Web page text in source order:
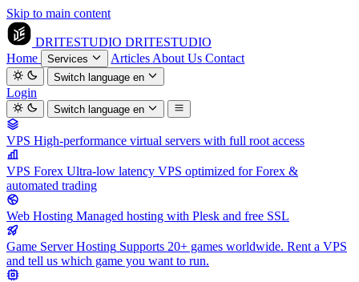
Skip to main content
DRITESTUDIO DRITESTUDIO
Home
Services Articles About Us Contact
Switch languageen
Login
Switch languageen
VPS High-performance virtual servers with full root access
VPS Forex Ultra-low latency VPS optimized for Forex &
automated trading
Web Hosting Managed hosting with Plesk and free SSL
Game Server Hosting Supports 20+ games worldwide. Rent a VPS
and tell us which game you want to run.